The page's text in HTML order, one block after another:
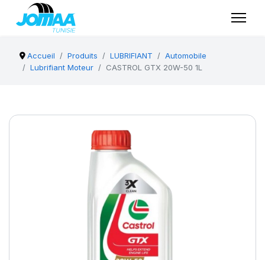
Accueil Produits LUBRIFIANT
Automobile
Lubrifiant Moteur
CASTROL GTX 20W-50 1L